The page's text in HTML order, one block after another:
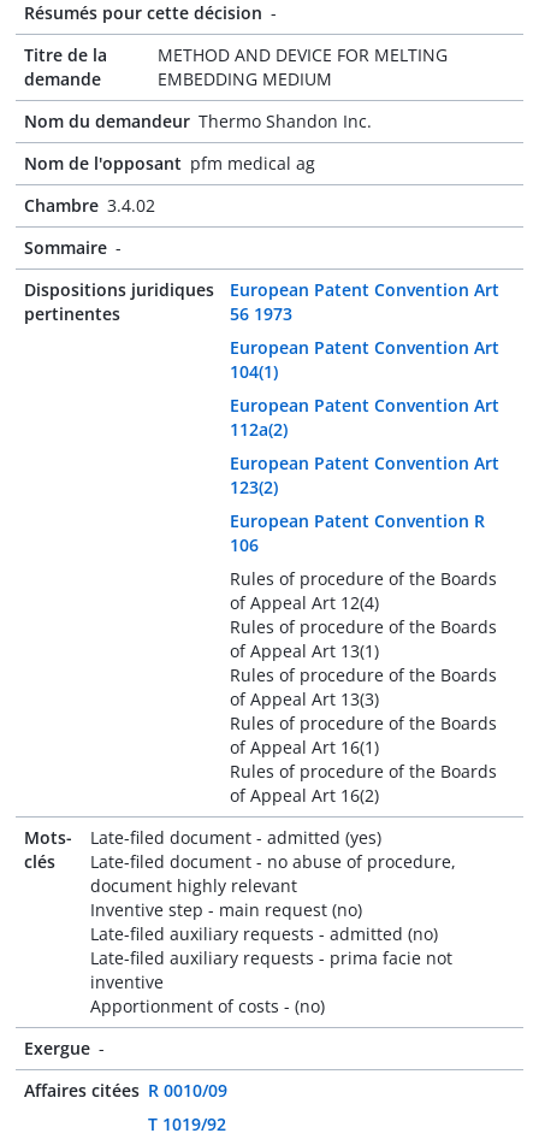
Résumés pour cette décision -
Titre de la
demande
METHOD AND DEVICE FOR MELTING
EMBEDDING MEDIUM
Nom du demandeur Thermo Shandon Inc.
Nom de l'opposant pfm medical ag
Chambre 3.4.02
Sommaire -
Dispositions juridiques
pertinentes
European Patent Convention Art
56 1973
European Patent Convention Art
104(1)
European Patent Convention Art
112a(2)
European Patent Convention Art
123(2)
European Patent Convention R
106
Rules of procedure of the Boards
of Appeal Art 12(4)
Rules of procedure of the Boards
of Appeal Art 13(1)
Rules of procedure of the Boards
of Appeal Art 13(3)
Rules of procedure of the Boards
of Appeal Art 16(1)
Rules of procedure of the Boards
of Appeal Art 16(2)
Mots-
clés
Late-filed document - admitted (yes)
Late-filed document - no abuse of procedure,
document highly relevant
Inventive step - main request (no)
Late-filed auxiliary requests - admitted (no)
Late-filed auxiliary requests - prima facie not
inventive
Apportionment of costs - (no)
Exergue -
Affaires citées R 0010/09
T 1019/92